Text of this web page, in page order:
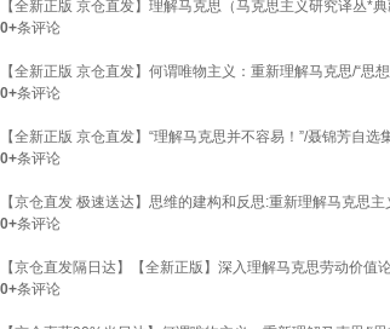
【全新正版 京仓直发】理解马克思（马克思主义研究译丛*
0+条评论
【全新正版 京仓直发】何谓唯物主义：重新理解马克思/“思
0+条评论
【全新正版 京仓直发】“理解马克思并不容易！”/聂锦芳自选
0+条评论
【京仓直发 极速送达】思维的建构和反思:重新理解马克思
0+条评论
【京仓直发隔日达】【全新正版】深入理解马克思劳动价值
0+条评论